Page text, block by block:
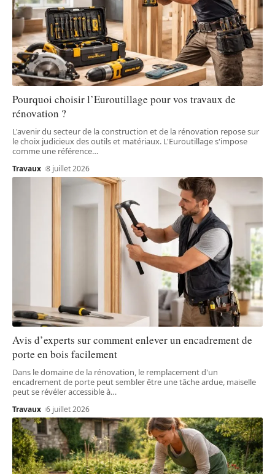
Pourquoi choisir l’Euroutillage pour vos travaux de
rénovation ?
L'avenir du secteur de la construction et de la rénovation repose sur
le choix judicieux des outils et matériaux. L'Euroutillage s'impose
comme une référence…
Travaux 8 juillet 2026
Avis d’experts sur comment enlever un encadrement de
porte en bois facilement
Dans le domaine de la rénovation, le remplacement d'un
encadrement de porte peut sembler être une tâche ardue, maiselle
peut se révéler accessible à…
Travaux 6 juillet 2026